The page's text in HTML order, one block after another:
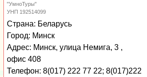
"УмноТуры"
УНП 192514099
Страна: Беларусь
Город: Минск
Адрес: Минск, улица Немига, 3 ,
офис 408
Телефон: 8(017) 222 77 22; 8(017)222